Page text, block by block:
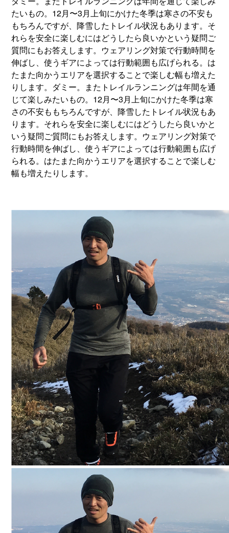
たいもの。12月〜3月上旬にかけた冬季は寒さの不安も
もちろんですが、降雪したトレイル状況もあります。そ
れらを安全に楽しむにはどうしたら良いかという疑問ご
質問にもお答えします。ウェアリング対策で行動時間を
伸ばし、使うギアによっては行動範囲も広げられる。は
たまた向かうエリアを選択することで楽しむ幅も増えた
りします。ダミー。またトレイルランニングは年間を通
じて楽しみたいもの。12月〜3月上旬にかけた冬季は寒
さの不安ももちろんですが、降雪したトレイル状況もあ
ります。それらを安全に楽しむにはどうしたら良いかと
いう疑問ご質問にもお答えします。ウェアリング対策で
行動時間を伸ばし、使うギアによっては行動範囲も広げ
られる。はたまた向かうエリアを選択することで楽しむ
幅も増えたりします。